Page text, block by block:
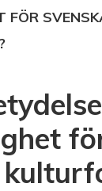
FÖR